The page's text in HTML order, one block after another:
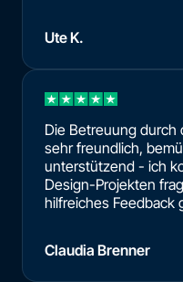
Ute K.
Die Betreuung durch
sehr freundlich,
unterstützend - ich
Design-Projekten
hilfreiches Feedback
Claudia Brenner